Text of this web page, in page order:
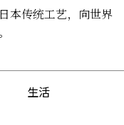
本传统工艺，向世界
生活